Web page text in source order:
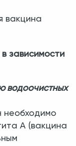
вакцина
зависимости
водоочистных
необходимо
А (вакцина